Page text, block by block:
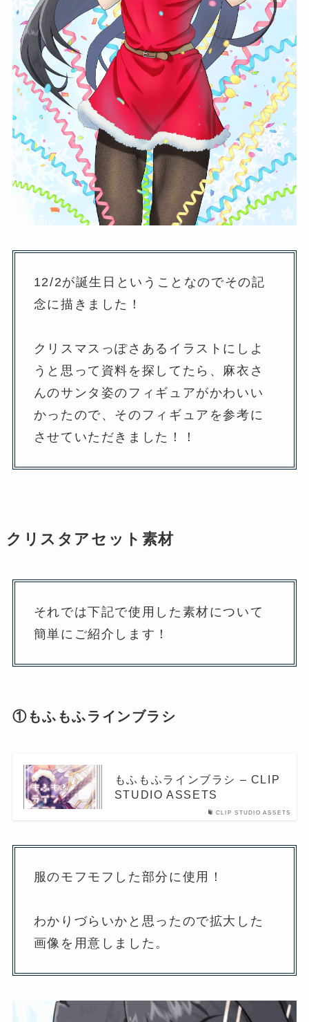
12/2が誕生日ということなのでその記
念に描きました！
クリスマスっぽさあるイラストにしよ
うと思って資料を探してたら、麻衣さ
んのサンタ姿のフィギュアがかわいい
かったので、そのフィギュアを参考に
させていただきました！！
クリスタアセット素材
それでは下記で使用した素材について
簡単にご紹介します！
①もふもふラインブラシ
CLIP STUDIO ASSETS
もふもふラインブラシ – CLIP
STUDIO ASSETS
服のモフモフした部分に使用！
わかりづらいかと思ったので拡大した
画像を用意しました。